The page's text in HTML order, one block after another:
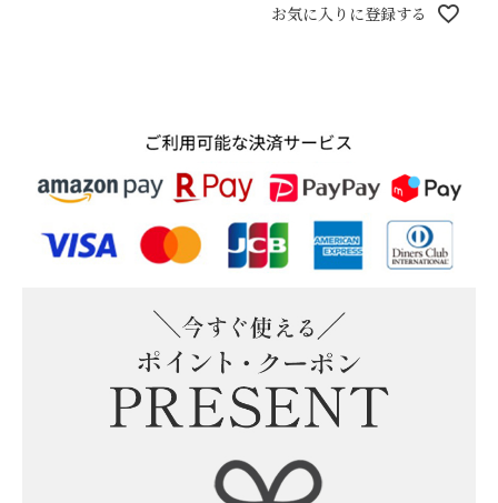
ケ（L）セット/ 白
（L）セット/ピンク
そのまま飾れる“こねこ”の
ブーケ(M)
そのまま飾れる“こいぬ”のブ
ーケ(M)
そのまま飾れる“うさぎ”の
ブーケ(M)
そのまま飾れる“ぱんだ”のブ
ーケ(M)
プリザーブドフラワー
ガラスドーム
お気に入りに登録する